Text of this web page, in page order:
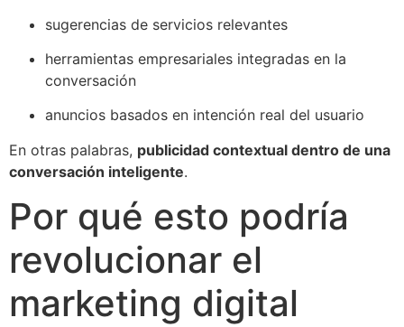
sugerencias de servicios relevantes
herramientas empresariales integradas en la
conversación
anuncios basados en intención real del usuario
En otras palabras, publicidad contextual dentro de una
conversación inteligente.
Por qué esto podría
revolucionar el
marketing digital